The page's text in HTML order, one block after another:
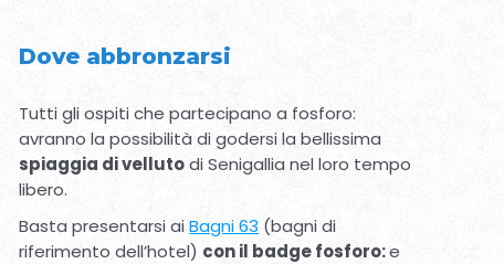
Dove abbronzarsi
Tutti gli ospiti che partecipano a fosforo:
avranno la possibilità di godersi la bellissima
spiaggia di vellutodi Senigallia nel loro tempo
libero.
Basta presentarsi aiBagni 63 (bagni di
riferimento dell’hotel) con il badge fosforo:e